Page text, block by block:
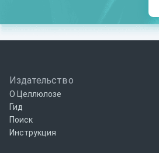
Издательство
О Целлюлозе
Гид
Поиск
Инструкция